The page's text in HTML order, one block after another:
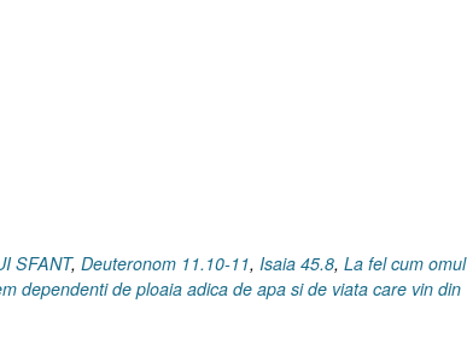
SFANT, Deuteronom 11.10-11, Isaia 45.8, La fel cum omul
dependenti de ploaia adica de apa si de viata care vin din